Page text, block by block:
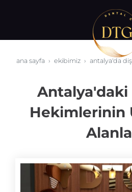
ana sayfa ekibimiz antalya'da
Antalya'daki
Hekimlerinin